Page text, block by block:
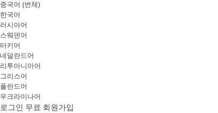
중국어 (번체)
한국어
러시아어
스웨덴어
터키어
네덜란드어
리투아니아어
그리스어
폴란드어
우크라이나어
로그인 무료 회원가입